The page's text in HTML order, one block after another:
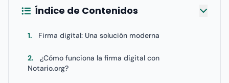
Índice de Contenidos
1. Firma digital: Una solución moderna
2.
¿Cómo funciona la firma digital con
Notario.org?